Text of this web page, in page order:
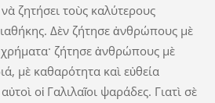
ζητήσει τοὺς καλύτερους
Δὲν ζήτησε ἀνθρώπους μὲ
χρήματα· ζήτησε ἀνθρώπους μὲ
μὲ καθαρότητα καὶ εὐθεία
οἱ Γαλιλαῖοι ψαράδες. Γιατὶ σὲ